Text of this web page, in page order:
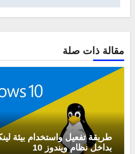
مقالة ذات صلة
طريقة تفعيل واستخدام بيئة
بداخل نظام ويندوز 10